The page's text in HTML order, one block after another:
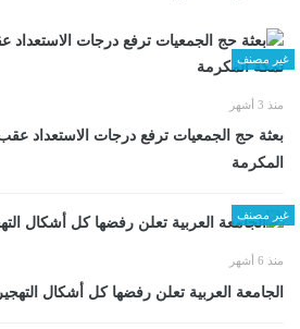
غير مصنف
منذ 3 أشهر
بعثة حج الجمعيات ترفع درجات الاستعداد
المكرمة
غير مصنف
منذ 6 أشهر
الجامعة العربية تعلن رفضها كل أشكال